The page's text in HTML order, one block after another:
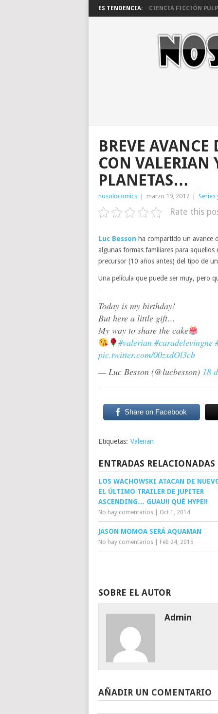
ES TENDENCIA: CIENCIA FICCIÓN
BREVE AVANCE
CON VALERIAN
PLANETAS…
nosolocomics marzo 19, 2017 Series
Rate this
Luc Besson ha compartido un avance
algunas formas familiares para
precursor (10 años antes) del tipo de
Una película que puede ser muy, pero
Today is my birthday!
But here a little gift…
My way to share the cake
#valerian #caradelevingne
pic.twitter.com/00zxdOl3cb
— Luc Besson (@lucbesson) 18
Share on Facebook
Etiquetas: Valerian
ENTRADAS RELACIONADAS
LOS WACHOWSKI ATACAN DE
EL ÚLTIMO TRAILER DE JUPITER
ASCENDING… GUAU!! QUÉ HYPE!!
No hay comentarios Oct 1, 2014
JASON MOMOA SERÁ AQUAMAN
No hay comentarios Feb 24, 2015
SOBRE EL AUTOR
Admin
AÑADIR UN COMENTARIO